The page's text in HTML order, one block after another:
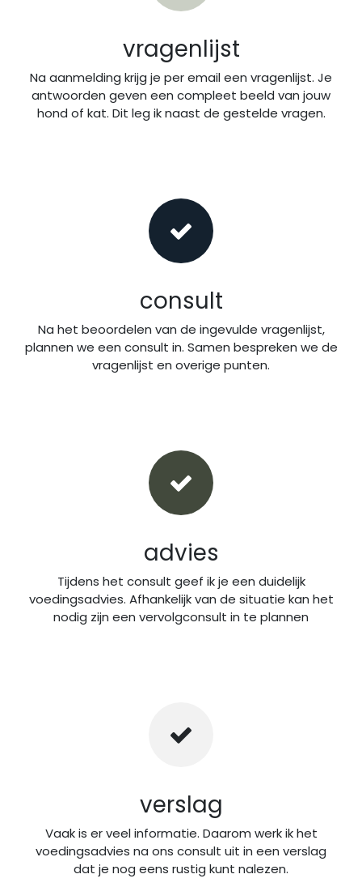
vragenlijst
Na aanmelding krijg je per email een vragenlijst. Je
antwoorden geven een compleet beeld van jouw
hond of kat. Dit leg ik naast de gestelde vragen.
consult
Na het beoordelen van de ingevulde vragenlijst,
plannen we een consult in. Samen bespreken we de
vragenlijst en overige punten.
advies
Tijdens het consult geef ik je een duidelijk
voedingsadvies. Afhankelijk van de situatie kan het
nodig zijn een vervolgconsult in te plannen
verslag
Vaak is er veel informatie. Daarom werk ik het
voedingsadvies na ons consult uit in een verslag
dat je nog eens rustig kunt nalezen.